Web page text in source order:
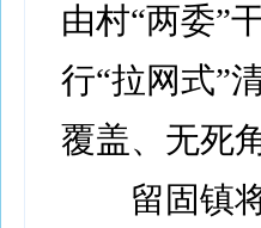
由村“两委”
行“拉网式”
覆盖、无死角
留固镇将